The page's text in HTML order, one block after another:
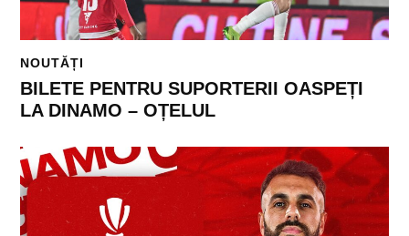
NOUTĂȚI
BILETE PENTRU SUPORTERII OASPEȚI
LA DINAMO – OȚELUL